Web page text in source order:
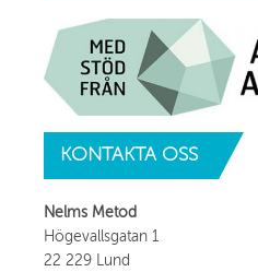
KONTAKTAOSS
Nelms Metod
Högevallsgatan 1
22 229 Lund